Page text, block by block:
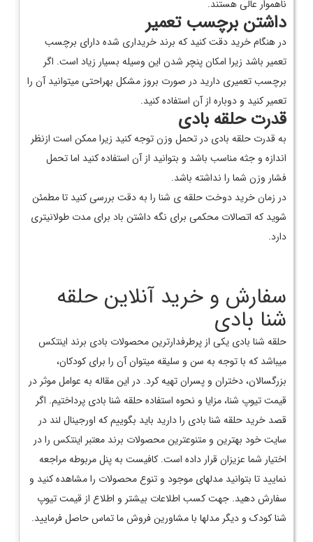
ناهموار عالی هستند.
داشتن برچسب تعمیر
در هنگام خرید دقت کنید که برند خریداری شده دارای برچسب
تعمیر باشد زیرا امکان پنچر شدن این وسیله بسیار زیاد است. اگر
برچسب تعمیری دارید در صورت بروز مشکل به­راحتی می­توانید آن را
تعمیر کنید و دوباره از آن استفاده کنید.
قدرت حلقه بادی
به قدرت حلقه بادی در تحمل وزن توجه کنید زیرا ممکن است ازنظر
اندازه و جثه مناسب باشد و بتوانید از آن استفاده کنید اما تحمل
فشار وزن شما را نداشته باشد.
در زمان خرید دوخت حلقه ی شنا را به دقت بررسی کنید تا مطمئن
شوید که اتصالات محکمی برای نگه داشتن باد برای مدت طولانی­تری
دارد.
سفارش و خرید آنلاین حلقه
شنا بادی
حلقه شنا بادی یکی از پرطرفدارترین محصولات بادی برند اینتکس
می­باشد که با توجه به سن و سلیقه می­توان آن را برای کودکان،
بزرگسالان، دختران و پسران تهیه کرد. در این مقاله به عوامل موثر در
قیمت تیوپ شنا، مزایا و نحوه استفاده حلقه شنا بادی پرداختیم. اگر
قصد خرید حلقه شنا بادی را دارید باید بگوییم که اورجینال لند در
سایت خود بهترین و متنوع­ترین محصولات برند معتبر اینتکس را در
اختیار شما عزیزان قرار داده است. کافیست به پنل مربوطه مراجعه
نمایید تا بتوانید مدل­های موجود و تنوع محصولات را مشاهده کنید و
سفارش دهید. جهت کسب اطلاعات بیشتر و اطلاع از قیمت تیوپ
شنا کودک و دیگر مدل­ها با مشاورین فروش ما تماس حاصل فرمایید.